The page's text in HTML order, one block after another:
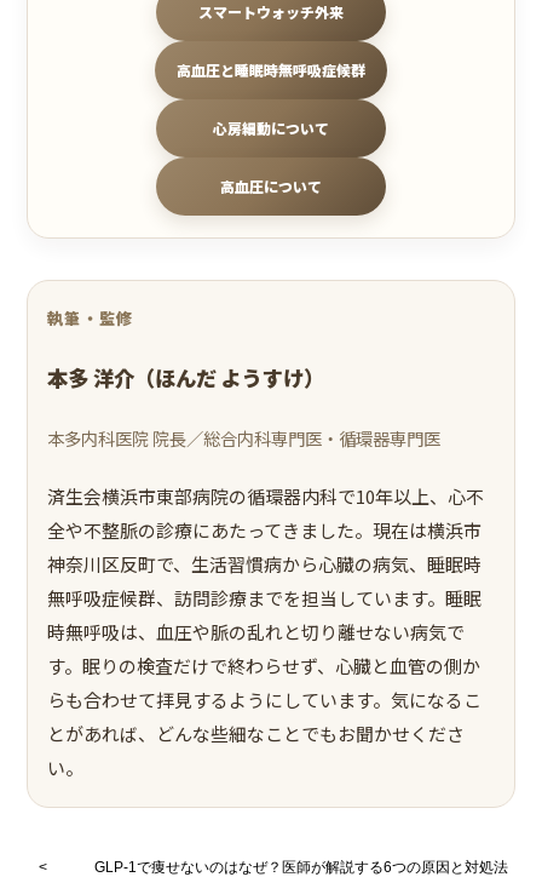
スマートウォッチ外来
高血圧と睡眠時無呼吸症候群
心房細動について
高血圧について
執筆・監修
本多 洋介（ほんだ ようすけ）
本多内科医院 院長／総合内科専門医・循環器専門医
済生会横浜市東部病院の循環器内科で10年以上、心不
全や不整脈の診療にあたってきました。現在は横浜市
神奈川区反町で、生活習慣病から心臓の病気、睡眠時
無呼吸症候群、訪問診療までを担当しています。睡眠
時無呼吸は、血圧や脈の乱れと切り離せない病気で
す。眠りの検査だけで終わらせず、心臓と血管の側か
らも合わせて拝見するようにしています。気になるこ
とがあれば、どんな些細なことでもお聞かせくださ
い。
<
GLP-1で痩せないのはなぜ？医師が解説する6つの原因と対処法